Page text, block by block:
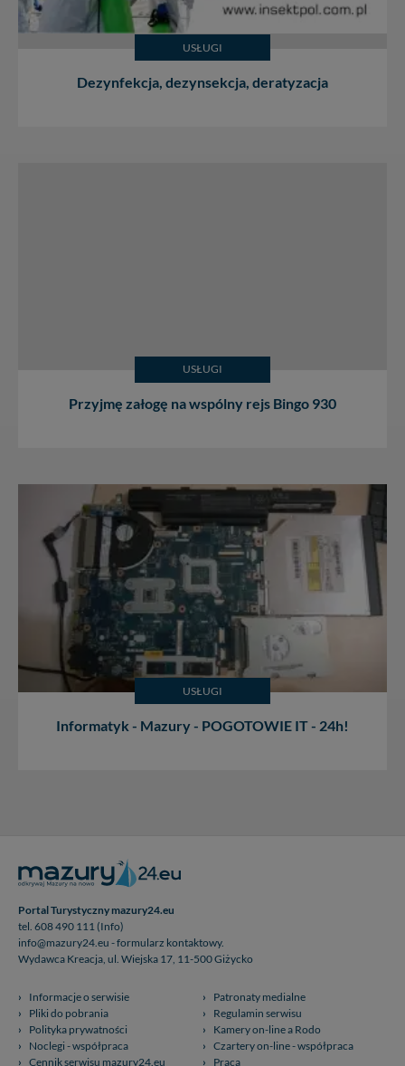
USŁUGI
Dezynfekcja, dezynsekcja, deratyzacja
USŁUGI
Przyjmę załogę na wspólny rejs Bingo 930
USŁUGI
Informatyk - Mazury - POGOTOWIE IT - 24h!
Portal Turystyczny mazury24.eu
tel. 608 490 111 (Info)
info@mazury24.eu - formularz kontaktowy.
Wydawca Kreacja, ul. Wiejska 17, 11-500 Giżycko
Informacje o serwisie
Patronaty medialne
Pliki do pobrania
Regulamin serwisu
Polityka prywatności
Kamery on-line a Rodo
Noclegi - współpraca
Czartery on-line - współpraca
Cennik serwisu mazury24.eu
Praca